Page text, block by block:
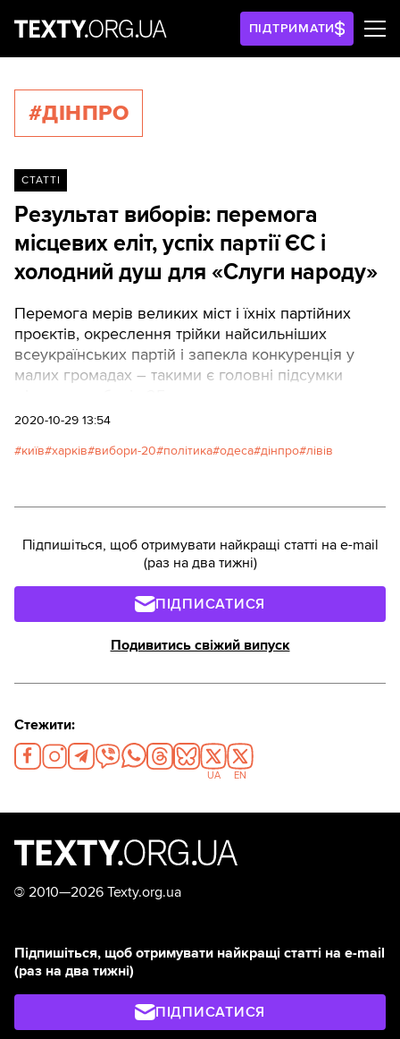
ПІДТРИМАТИ
#ДІНПРО
СТАТТІ
Результат виборів: перемога
місцевих еліт, успіх партії ЄС і
холодний душ для «Слуги народу»
Перемога мерів великих міст і їхніх партійних
проєктів, окреслення трійки найсильніших
всеукраїнських партій і запекла конкуренція у
малих громадах – такими є головні підсумки
2020-10-29 13:54
київ харків вибори-20 політика одеса дінпро лівів
Підпишіться, щоб отримувати найкращі статті на e-mail
(раз на два тижні)
ПІДПИСАТИСЯ
Подивитись свіжий випуск
Стежити:
UA EN
© 2010—2026 Texty.org.ua
Підпишіться, щоб отримувати найкращі статті на e-mail
(раз на два тижні)
ПІДПИСАТИСЯ